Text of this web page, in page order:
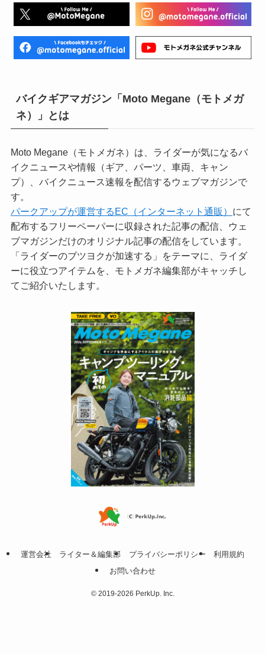
バイクギアマガジン「Moto Megane（モトメガ
ネ）」とは
Moto Megane（モトメガネ）は、ライダーが気になるバ
イクニュースや情報（ギア、パーツ、車両、キャン
プ）、バイクニュース速報を配信するウェブマガジンで
す。
パークアップが運営するEC（インターネット通販） にて
配布するフリーペーパーに収録された記事の配信、ウェ
ブマガジンだけのオリジナル記事の配信をしています。
「ライダーのブツヨクが加速する」をテーマに、ライダ
ーに役立つアイテムを、モトメガネ編集部がキャッチし
てご紹介いたします。
運営会社 ライター＆編集部 プライバシーポリシー
利用規約
お問い合わせ
©2019-2026 PerkUp. Inc.